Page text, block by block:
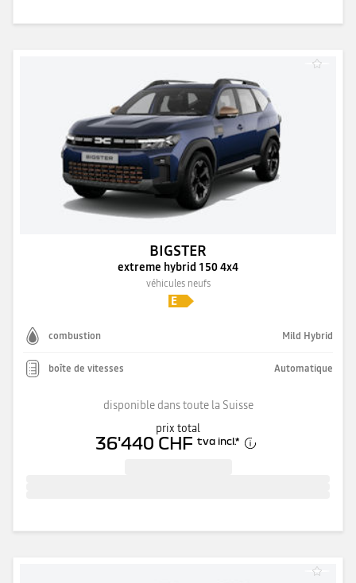
BIGSTER
extreme hybrid 150 4x4
véhicules neufs
combustion Mild Hybrid
boîte de vitesses Automatique
disponible dans toute la Suisse
prix total
36'440 CHF tva incl.*